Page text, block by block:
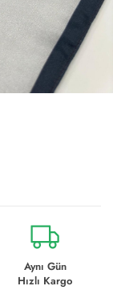
Aynı Gün
Hızlı Kargo